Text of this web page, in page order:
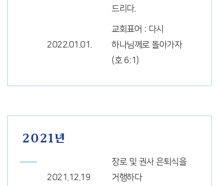
드리다.
2022.01.01.
교회표어 : 다시
하나님께로 돌아가자
(호 6:1)
2021년
2021.12.19
장로 및 권사 은퇴식을
거행하다